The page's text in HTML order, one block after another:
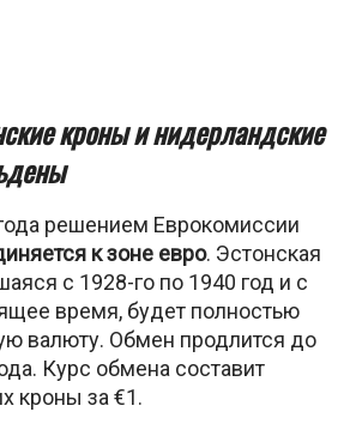
кроны и нидерландские
решением Еврокомиссии
к зоне евро. Эстонская
с 1928-го по 1940 год и с
время, будет полностью
валюту. Обмен продлится до
Курс обмена составит
кроны за €1.